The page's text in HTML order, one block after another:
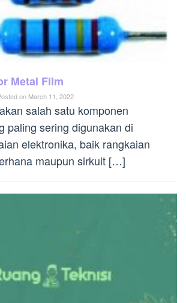
Metal Film
on March 11, 2022
salah satu komponen
paling sering digunakan di
elektronika, baik rangkaian
maupun sirkuit […]